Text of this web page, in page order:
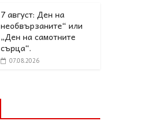
7 август: Ден на
необвързаните“ или
„Ден на самотните
сърца“.
07.08.2026